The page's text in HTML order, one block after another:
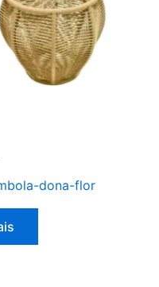
dona-flor